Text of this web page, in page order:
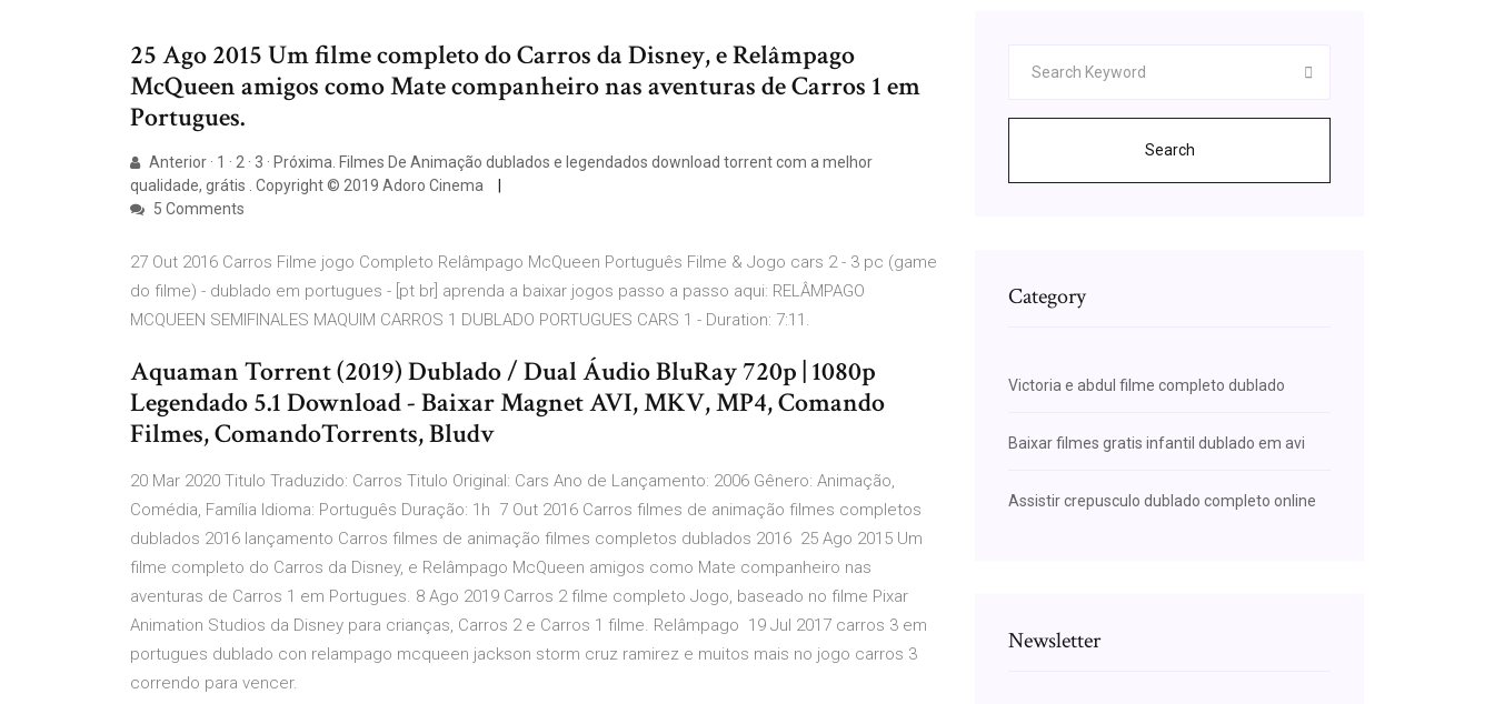
25 Ago 2015 Um filme completo do Carros da Disney, e Relâmpago
McQueen amigos como Mate companheiro nas aventuras de Carros 1 em
Portugues.
Anterior · 1 · 2 · 3 · Próxima. Filmes De Animação dublados e legendados download torrent com a melhor
qualidade, grátis . Copyright © 2019 Adoro Cinema
5 Comments
27 Out 2016 Carros Filme jogo Completo Relâmpago McQueen Português Filme & Jogo cars 2 - 3 pc (game
do filme) - dublado em portugues - [pt br] aprenda a baixar jogos passo a passo aqui: RELÂMPAGO
MCQUEEN SEMIFINALES MAQUIM CARROS 1 DUBLADO PORTUGUES CARS 1 - Duration: 7:11.
Aquaman Torrent (2019) Dublado / Dual Áudio BluRay 720p | 1080p
Legendado 5.1 Download - Baixar Magnet AVI, MKV, MP4, Comando
Filmes, ComandoTorrents, Bludv
20 Mar 2020 Titulo Traduzido: Carros Titulo Original: Cars Ano de Lançamento: 2006 Gênero: Animação,
Comédia, Família Idioma: Português Duração: 1h 7 Out 2016 Carros filmes de animação filmes completos
dublados 2016 lançamento Carros filmes de animação filmes completos dublados 2016 25 Ago 2015 Um
filme completo do Carros da Disney, e Relâmpago McQueen amigos como Mate companheiro nas
aventuras de Carros 1 em Portugues. 8 Ago 2019 Carros 2 filme completo Jogo, baseado no filme Pixar
Animation Studios da Disney para crianças, Carros 2 e Carros 1 filme. Relâmpago 19 Jul 2017 carros 3 em
portugues dublado con relampago mcqueen jackson storm cruz ramirez e muitos mais no jogo carros 3
correndo para vencer.
Search
Category
Victoria e abdul filme completo dublado
Baixar filmes gratis infantil dublado em avi
Assistir crepusculo dublado completo online
Newsletter